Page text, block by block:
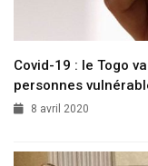
Covid-19 : le Togo
personnes
8 avril 2020